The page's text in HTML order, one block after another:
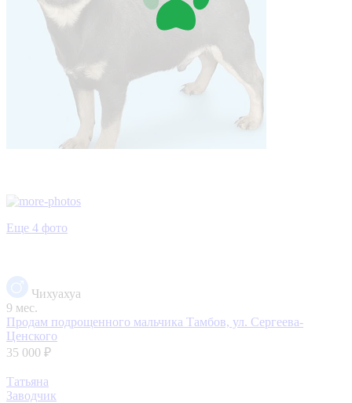
Еще 4 фото
Чихуахуа
9 мес.
Продам подрощенного мальчика Тамбов, ул. Сергеева-
Ценского
35 000 ₽
Татьяна
Заводчик